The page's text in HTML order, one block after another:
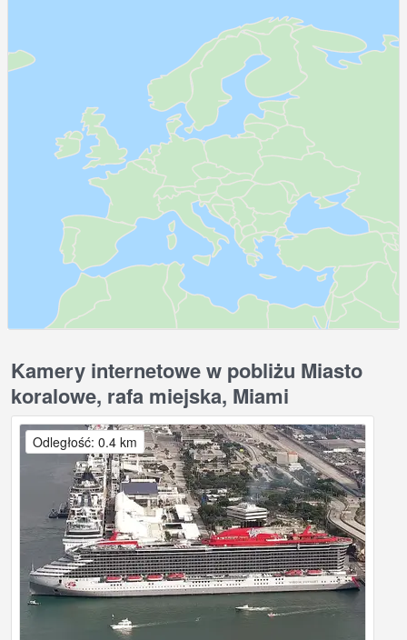
Kamery internetowe w pobliżu Miasto
koralowe, rafa miejska, Miami
Odległość: 0.4 km